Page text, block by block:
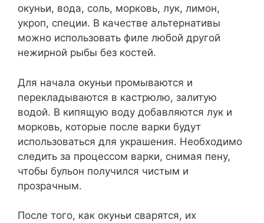
окуньи, вода, соль, морковь, лук, лимон,
укроп, специи. В качестве альтернативы
можно использовать филе любой другой
нежирной рыбы без костей.
Для начала окуньи промываются и
перекладываются в кастрюлю, залитую
водой. В кипящую воду добавляются лук и
морковь, которые после варки будут
использоваться для украшения. Необходимо
следить за процессом варки, снимая пену,
чтобы бульон получился чистым и
прозрачным.
После того, как окуньи сварятся, их